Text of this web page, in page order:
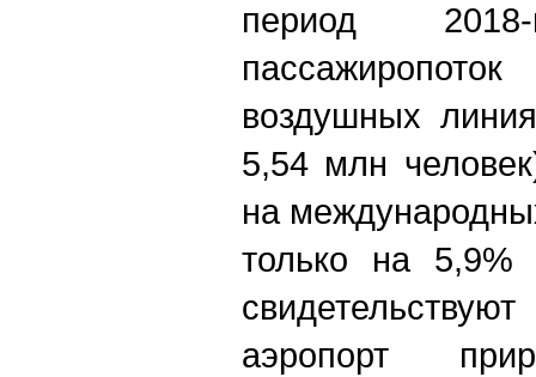
период
воздушных
5,54 млн
на
только на
аэропорт